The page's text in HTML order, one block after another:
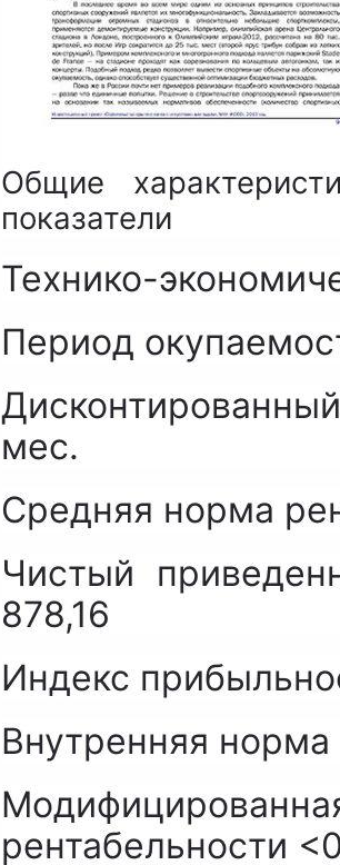
Общие
показатели
Технико-
Период
мес.
Средняя норма
Чистый
878,16
Индекс
Внутренняя норма
рентабельности